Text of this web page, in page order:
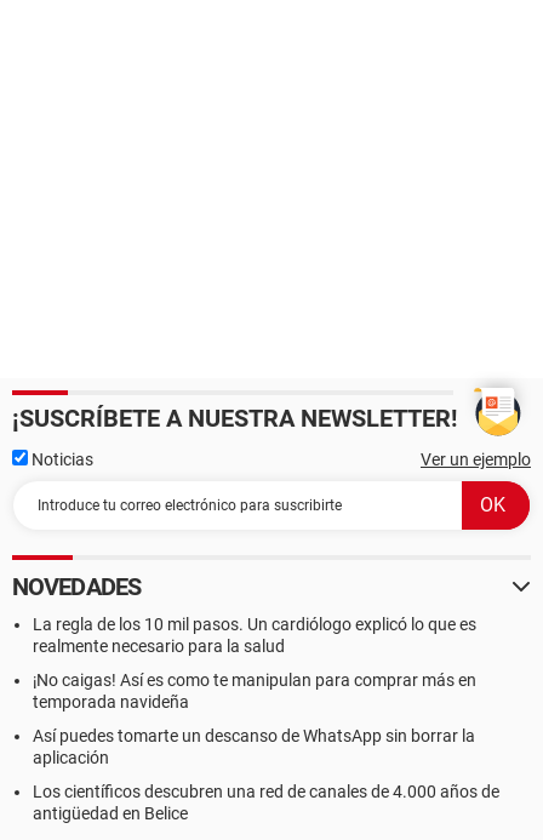
¡SUSCRÍBETE A NUESTRA NEWSLETTER!
Noticias Ver un ejemplo
NOVEDADES
La regla de los 10 mil pasos. Un cardiólogo explicó lo que es
realmente necesario para la salud
¡No caigas! Así es como te manipulan para comprar más en
temporada navideña
Así puedes tomarte un descanso de WhatsApp sin borrar la
aplicación
Los científicos descubren una red de canales de 4.000 años de
antigüedad en Belice